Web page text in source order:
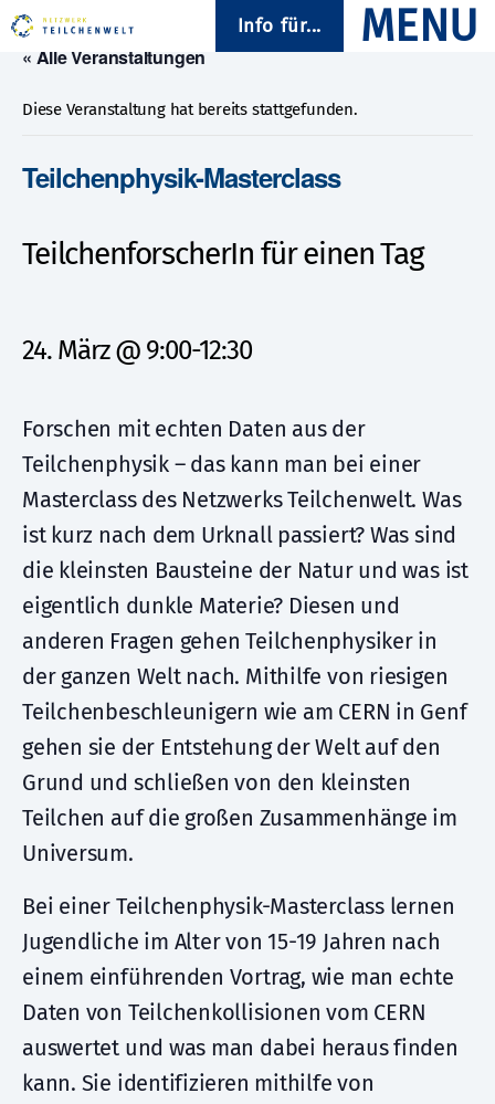
Info für...
« Alle Veranstaltungen
Diese Veranstaltung hat bereits stattgefunden.
Teilchenphysik-Masterclass
TeilchenforscherIn für einen Tag
24. März @ 9:00-12:30
Forschen mit echten Daten aus der
Teilchenphysik – das kann man bei einer
Masterclass des Netzwerks Teilchenwelt. Was
ist kurz nach dem Urknall passiert? Was sind
die kleinsten Bausteine der Natur und was ist
eigentlich dunkle Materie? Diesen und
anderen Fragen gehen Teilchenphysiker in
der ganzen Welt nach. Mithilfe von riesigen
Teilchenbeschleunigern wie am CERN in Genf
gehen sie der Entstehung der Welt auf den
Grund und schließen von den kleinsten
Teilchen auf die großen Zusammenhänge im
Universum.
Bei einer Teilchenphysik-Masterclass lernen
Jugendliche im Alter von 15-19 Jahren nach
einem einführenden Vortrag, wie man echte
Daten von Teilchenkollisionen vom CERN
auswertet und was man dabei heraus finden
kann. Sie identifizieren mithilfe von